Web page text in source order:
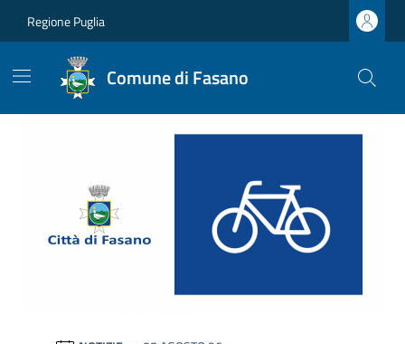
Regione Puglia
Comune di Fasano
Comune di Fasano
Ultime notizie